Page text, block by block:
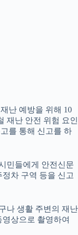
난 예방을 위해 10
재난 안전 위험 요인
를 통해 신고를 하
민들에게 안전신문
차 구역 등을 신고
나 생활 주변의 재난
상으로 촬영하여